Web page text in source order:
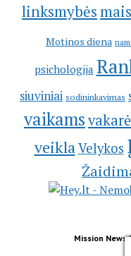
linksmybės
Motinos diena
psichologija
siuviniai sodininkavimas
vaikams
veikla Velykos
Mission News